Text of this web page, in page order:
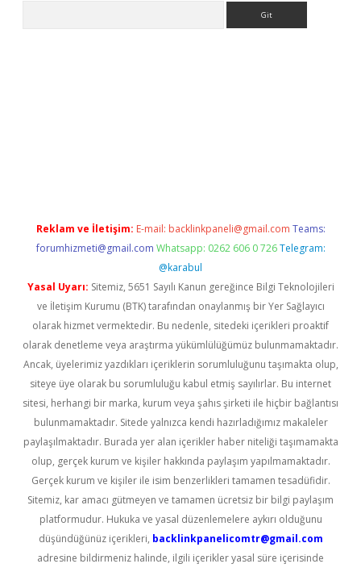
Reklam ve İletişim: E-mail: backlinkpaneli@gmail.com Teams:
forumhizmeti@gmail.com Whatsapp: 0262 606 0 726 Telegram:
@karabul
Yasal Uyarı: Sitemiz, 5651 Sayılı Kanun gereğince Bilgi Teknolojileri
ve İletişim Kurumu (BTK) tarafından onaylanmış bir Yer Sağlayıcı
olarak hizmet vermektedir. Bu nedenle, sitedeki içerikleri proaktif
olarak denetleme veya araştırma yükümlülüğümüz bulunmamaktadır.
Ancak, üyelerimiz yazdıkları içeriklerin sorumluluğunu taşımakta olup,
siteye üye olarak bu sorumluluğu kabul etmiş sayılırlar. Bu internet
sitesi, herhangi bir marka, kurum veya şahıs şirketi ile hiçbir bağlantısı
bulunmamaktadır. Sitede yalnızca kendi hazırladığımız makaleler
paylaşılmaktadır. Burada yer alan içerikler haber niteliği taşımamakta
olup, gerçek kurum ve kişiler hakkında paylaşım yapılmamaktadır.
Gerçek kurum ve kişiler ile isim benzerlikleri tamamen tesadüfidir.
Sitemiz, kar amacı gütmeyen ve tamamen ücretsiz bir bilgi paylaşım
platformudur. Hukuka ve yasal düzenlemelere aykırı olduğunu
düşündüğünüz içerikleri, backlinkpanelicomtr@gmail.com
adresine bildirmeniz halinde, ilgili içerikler yasal süre içerisinde